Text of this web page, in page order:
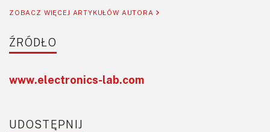
ZOBACZ WIĘCEJ ARTYKUŁÓW AUTORA
ŹRÓDŁO
www.electronics-lab.com
UDOSTĘPNIJ